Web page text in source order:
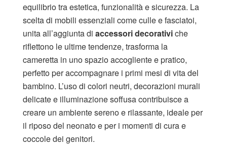
equilibrio tra estetica, funzionalità e sicurezza. La
scelta di mobili essenziali come culle e fasciatoi,
unita all’aggiunta di accessori decorativiche
riflettono le ultime tendenze, trasforma la
cameretta in uno spazio accogliente e pratico,
perfetto per accompagnare i primi mesi di vita del
bambino. L’uso di colori neutri, decorazioni murali
delicate e illuminazione soffusa contribuisce a
creare un ambiente sereno e rilassante, ideale per
il riposo del neonato e per i momenti di cura e
coccole dei genitori.